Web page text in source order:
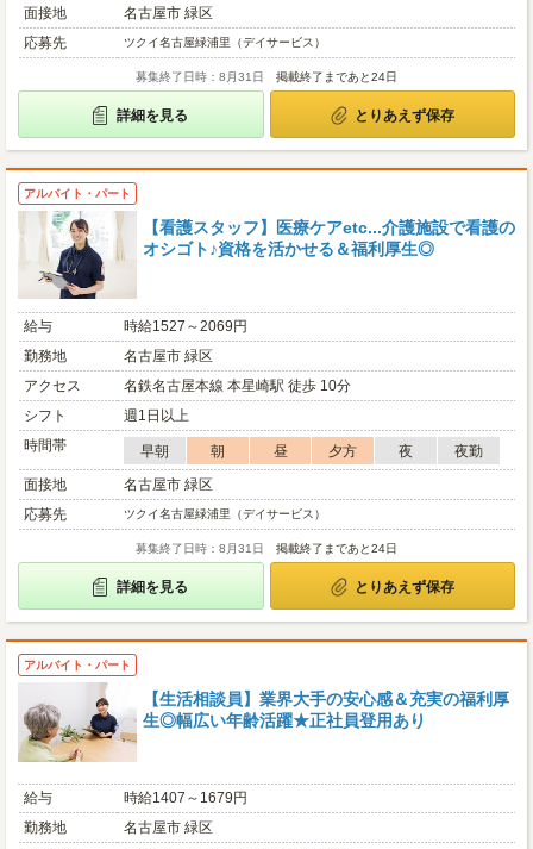
面接地
名古屋市 緑区
応募先
ツクイ名古屋緑浦里（デイサービス）
募集終了日時：8月31日 掲載終了まであと24日
詳細を見る とりあえず保存
アルバイト・パート
【看護スタッフ】医療ケアetc...介護施設で看護の
オシゴト♪資格を活かせる＆福利厚生◎
給与
時給1527～2069円
勤務地
名古屋市 緑区
アクセス
名鉄名古屋本線 本星崎駅 徒歩 10分
シフト
週1日以上
時間帯
早朝 朝 昼 夕方 夜
夜勤
面接地
名古屋市 緑区
応募先
ツクイ名古屋緑浦里（デイサービス）
募集終了日時：8月31日 掲載終了まであと24日
詳細を見る とりあえず保存
アルバイト・パート
【生活相談員】業界大手の安心感＆充実の福利厚
生◎幅広い年齢活躍★正社員登用あり
給与
時給1407～1679円
勤務地
名古屋市 緑区